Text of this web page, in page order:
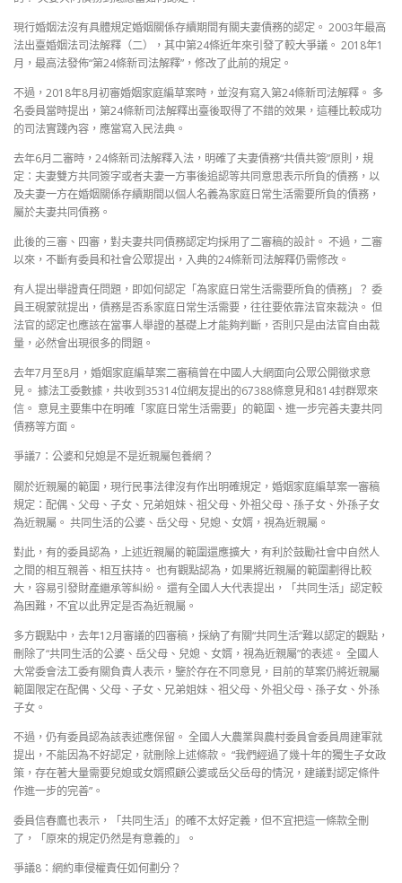
現行婚姻法沒有具體規定婚姻關係存續期間有關夫妻債務的認定。 2003年最高
法出臺婚姻法司法解釋（二），其中第24條近年來引發了較大爭議。 2018年1
月，最高法發佈“第24條新司法解釋”，修改了此前的規定。
不過，2018年8月初審婚姻家庭編草案時，並沒有寫入第24條新司法解釋。 多
名委員當時提出，第24條新司法解釋出臺後取得了不錯的效果，這種比較成功
的司法實踐內容，應當寫入民法典。
去年6月二審時，24條新司法解釋入法，明確了夫妻債務“共債共簽”原則，規
定：夫妻雙方共同簽字或者夫妻一方事後追認等共同意思表示所負的債務，以
及夫妻一方在婚姻關係存續期間以個人名義為家庭日常生活需要所負的債務，
屬於夫妻共同債務。
此後的三審、四審，對夫妻共同債務認定均採用了二審稿的設計。 不過，二審
以來，不斷有委員和社會公眾提出，入典的24條新司法解釋仍需修改。
有人提出舉證責任問題，即如何認定「為家庭日常生活需要所負的債務」？ 委
員王硯蒙就提出，債務是否系家庭日常生活需要，往往要依靠法官來裁決。 但
法官的認定也應該在當事人舉證的基礎上才能夠判斷，否則只是由法官自由裁
量，必然會出現很多的問題。
去年7月至8月，婚姻家庭編草案二審稿曾在中國人大網面向公眾公開徵求意
見。 據法工委數據，共收到35314位網友提出的67388條意見和814封群眾來
信。 意見主要集中在明確「家庭日常生活需要」的範圍、進一步完善夫妻共同
債務等方面。
爭議7：公婆和兒媳是不是近親屬包養網？
關於近親屬的範圍，現行民事法律沒有作出明確規定，婚姻家庭編草案一審稿
規定：配偶、父母、子女、兄弟姐妹、祖父母、外祖父母、孫子女、外孫子女
為近親屬。 共同生活的公婆、岳父母、兒媳、女婿，視為近親屬。
對此，有的委員認為，上述近親屬的範圍還應擴大，有利於鼓勵社會中自然人
之間的相互親善、相互扶持。 也有觀點認為，如果將近親屬的範圍劃得比較
大，容易引發財產繼承等糾紛。 還有全國人大代表提出，「共同生活」認定較
為困難，不宜以此界定是否為近親屬。
多方觀點中，去年12月審議的四審稿，採納了有關“共同生活”難以認定的觀點，
刪除了“共同生活的公婆、岳父母、兒媳、女婿，視為近親屬”的表述。 全國人
大常委會法工委有關負責人表示，鑒於存在不同意見，目前的草案仍將近親屬
範圍限定在配偶、父母、子女、兄弟姐妹、祖父母、外祖父母、孫子女、外孫
子女。
不過，仍有委員認為該表述應保留。 全國人大農業與農村委員會委員周建軍就
提出，不能因為不好認定，就刪除上述條款。 “我們經過了幾十年的獨生子女政
策，存在著大量需要兒媳或女婿照顧公婆或岳父岳母的情況，建議對認定條件
作進一步的完善”。
委員信春鷹也表示，「共同生活」的確不太好定義，但不宜把這一條款全刪
了，「原來的規定仍然是有意義的」。
爭議8：網約車侵權責任如何劃分？